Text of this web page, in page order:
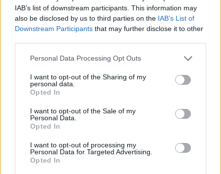
IAB’s list of downstream participants. This information may
also be disclosed by us to third parties on the IAB’s List of
Downstream Participants that may further disclose it to other
Please note that this website/app uses one or more Google
not limited to your visit or usage behaviour. You may click to
grant or deny consent to Google and its third-party tags to
use your data for below specified purposes in below Google
consent section.
Personal Data Processing Opt Outs
I want to opt-out of the Sharing of my
personal data.
Opted In
I want to opt-out of the Sale of my
Personal Data.
Opted In
I want to opt-out of processing my
Personal Data for Targeted Advertising.
Opted In
Στο μικροσκόπιο οι ευθύνες των